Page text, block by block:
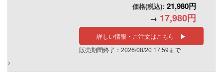
価格(税込): 21,980円
→ 17,980円
詳しい情報・ご注文はこちら ▶
販売期間終了：2026/08/20 17:59まで